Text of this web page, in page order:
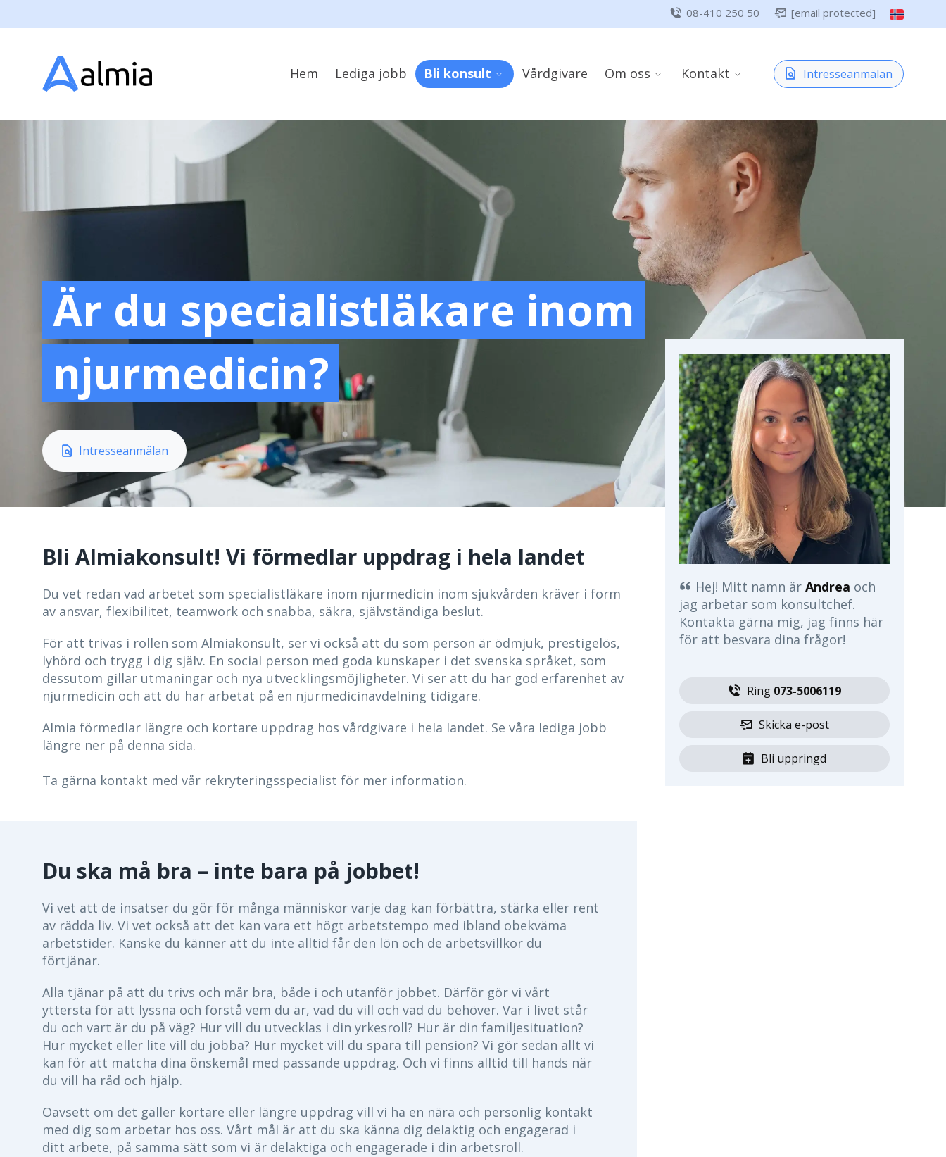
08-410 250 50 [email protected]
Hem Lediga jobb Bli konsult Vårdgivare Om oss Kontakt Intresseanmälan
Är du specialistläkare inom
njurmedicin?
Intresseanmälan
Bli Almiakonsult! Vi förmedlar uppdrag i hela landet
Du vet redan vad arbetet som specialistläkare inom njurmedicin inom sjukvården kräver i form
av ansvar, flexibilitet, teamwork och snabba, säkra, självständiga beslut.
För att trivas i rollen som Almiakonsult, ser vi också att du som person är ödmjuk, prestigelös,
lyhörd och trygg i dig själv. En social person med goda kunskaper i det svenska språket, som
dessutom gillar utmaningar och nya utvecklingsmöjligheter. Vi ser att du har god erfarenhet av
njurmedicin och att du har arbetat på en njurmedicinavdelning tidigare.
Almia förmedlar längre och kortare uppdrag hos vårdgivare i hela landet. Se våra lediga jobb
längre ner på denna sida.
Ta gärna kontakt med vår rekryteringsspecialist för mer information.
Du ska må bra – inte bara på jobbet!
Vi vet att de insatser du gör för många människor varje dag kan förbättra, stärka eller rent
av rädda liv. Vi vet också att det kan vara ett högt arbetstempo med ibland obekväma
arbetstider. Kanske du känner att du inte alltid får den lön och de arbetsvillkor du
förtjänar.
Alla tjänar på att du trivs och mår bra, både i och utanför jobbet. Därför gör vi vårt
yttersta för att lyssna och förstå vem du är, vad du vill och vad du behöver. Var i livet står
du och vart är du på väg? Hur vill du utvecklas i din yrkesroll? Hur är din familjesituation?
Hur mycket eller lite vill du jobba? Hur mycket vill du spara till pension? Vi gör sedan allt vi
kan för att matcha dina önskemål med passande uppdrag. Och vi finns alltid till hands när
du vill ha råd och hjälp.
Oavsett om det gäller kortare eller längre uppdrag vill vi ha en nära och personlig kontakt
med dig som arbetar hos oss. Vårt mål är att du ska känna dig delaktig och engagerad i
ditt arbete, på samma sätt som vi är delaktiga och engagerade i din arbetsroll.
Hej! Mitt namn är Andrea och
jag arbetar som konsultchef.
Kontakta gärna mig, jag finns här
för att besvara dina frågor!
Ring 073-5006119
Skicka e-post
Bli uppringd